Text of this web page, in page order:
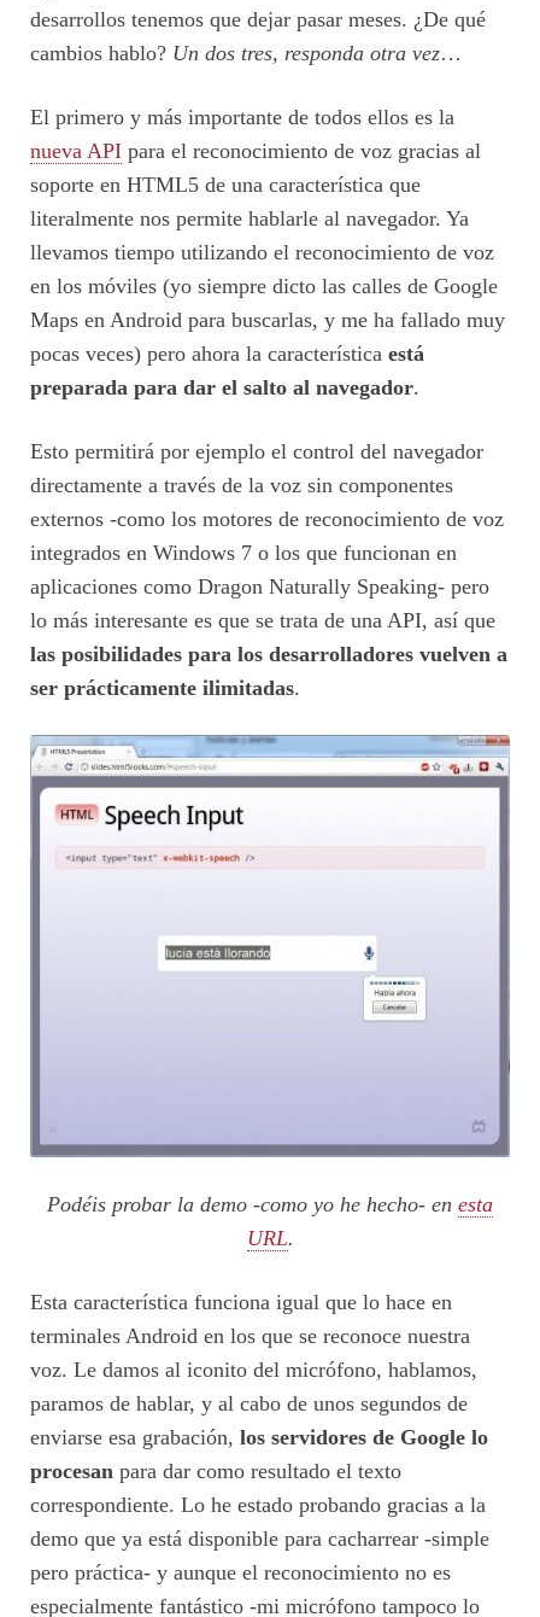
desarrollos tenemos que dejar pasar meses. ¿De qué
cambios hablo? Un dos tres, responda otra vez…
El primero y más importante de todos ellos es la
nueva API para el reconocimiento de voz gracias al
soporte en HTML5 de una característica que
literalmente nos permite hablarle al navegador. Ya
llevamos tiempo utilizando el reconocimiento de voz
en los móviles (yo siempre dicto las calles de Google
Maps en Android para buscarlas, y me ha fallado muy
pocas veces) pero ahora la característica está
preparada para dar el salto al navegador.
Esto permitirá por ejemplo el control del navegador
directamente a través de la voz sin componentes
externos -como los motores de reconocimiento de voz
integrados en Windows 7 o los que funcionan en
aplicaciones como Dragon Naturally Speaking- pero
lo más interesante es que se trata de una API, así que
las posibilidades para los desarrolladores vuelven a
ser prácticamente ilimitadas.
Podéis probar la demo -como yo he hecho- en esta
URL.
Esta característica funciona igual que lo hace en
terminales Android en los que se reconoce nuestra
voz. Le damos al iconito del micrófono, hablamos,
paramos de hablar, y al cabo de unos segundos de
enviarse esa grabación, los servidores de Google lo
procesan para dar como resultado el texto
correspondiente. Lo he estado probando gracias a la
demo que ya está disponible para cacharrear -simple
pero práctica- y aunque el reconocimiento no es
especialmente fantástico -mi micrófono tampoco lo